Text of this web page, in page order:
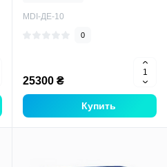
MDI-ДE-10
0
25300 ₴
Купить